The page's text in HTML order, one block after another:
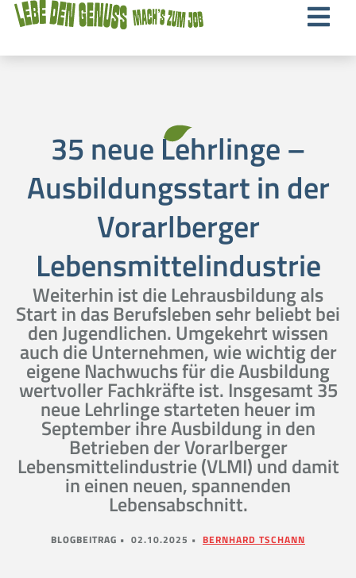
35 neue Lehrlinge –
Ausbildungsstart in der
Vorarlberger
Lebensmittelindustrie
Weiterhin ist die Lehrausbildung als
Start in das Berufsleben sehr beliebt bei
den Jugendlichen. Umgekehrt wissen
auch die Unternehmen, wie wichtig der
eigene Nachwuchs für die Ausbildung
wertvoller Fachkräfte ist. Insgesamt 35
neue Lehrlinge starteten heuer im
September ihre Ausbildung in den
Betrieben der Vorarlberger
Lebensmittelindustrie (VLMI) und damit
in einen neuen, spannenden
Lebensabschnitt.
BLOGBEITRAG • 02.10.2025 • BERNHARD TSCHANN